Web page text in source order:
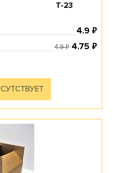
Т-23
4.9 ₽
4.9₽ 4.75 ₽